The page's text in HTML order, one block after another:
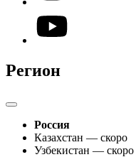
Регион
Россия
Казахстан — скоро
Узбекистан — скоро